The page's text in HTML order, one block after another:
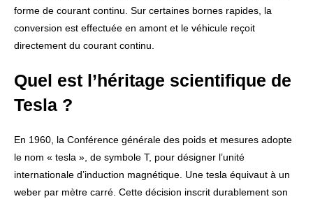
forme de courant continu. Sur certaines bornes rapides, la
conversion est effectuée en amont et le véhicule reçoit
directement du courant continu.
Quel est l’héritage scientifique de
Tesla ?
En 1960, la Conférence générale des poids et mesures adopte
le nom « tesla », de symbole T, pour désigner l’unité
internationale d’induction magnétique. Une tesla équivaut à un
weber par mètre carré. Cette décision inscrit durablement son